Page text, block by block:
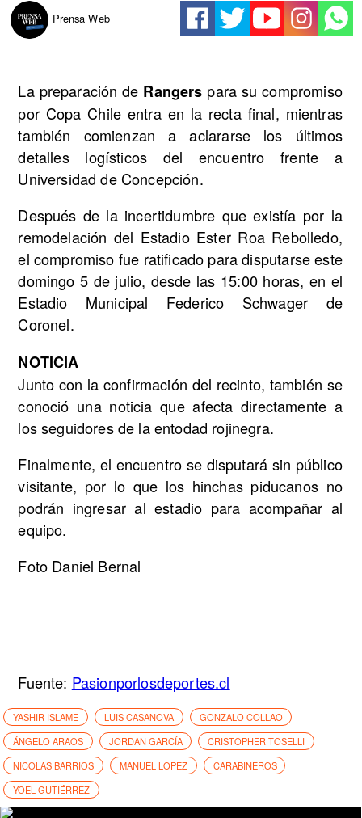
Prensa Web
La preparación de Rangers para su compromiso
por Copa Chile entra en la recta final, mientras
también comienzan a aclararse los últimos
detalles logísticos del encuentro frente a
Universidad de Concepción.
Después de la incertidumbre que existía por la
remodelación del Estadio Ester Roa Rebolledo,
el compromiso fue ratificado para disputarse este
domingo 5 de julio, desde las 15:00 horas, en el
Estadio Municipal Federico Schwager de
Coronel.
NOTICIA
Junto con la confirmación del recinto, también se
conoció una noticia que afecta directamente a
los seguidores de la entodad rojinegra.
Finalmente, el encuentro se disputará sin público
visitante, por lo que los hinchas piducanos no
podrán ingresar al estadio para acompañar al
equipo.
Foto Daniel Bernal
Fuente: Pasionporlosdeportes.cl
YASHIR ISLAME LUIS CASANOVA
GONZALO COLLAO
ÁNGELO ARAOS
JORDAN GARCÍA
CRISTOPHER TOSELLI
NICOLAS BARRIOS
MANUEL LOPEZ
CARABINEROS
YOEL GUTIÉRREZ